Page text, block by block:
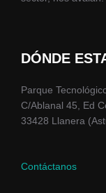
DÓNDE
Parque
C/Ablanal 45, Ed
33428 Llanera
Contáctanos